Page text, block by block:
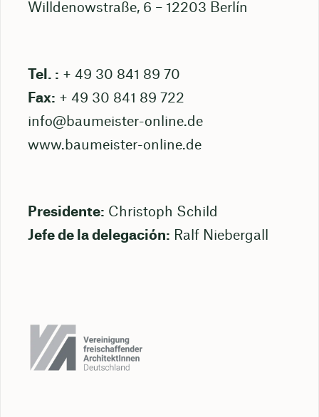
Willdenowstraße, 6 – 12203 Berlín
Tel. : + 49 30 841 89 70
Fax: + 49 30 841 89 722
info@baumeister-online.de
www.baumeister-online.de
Presidente: Christoph Schild
Jefe de la delegación: Ralf Niebergall